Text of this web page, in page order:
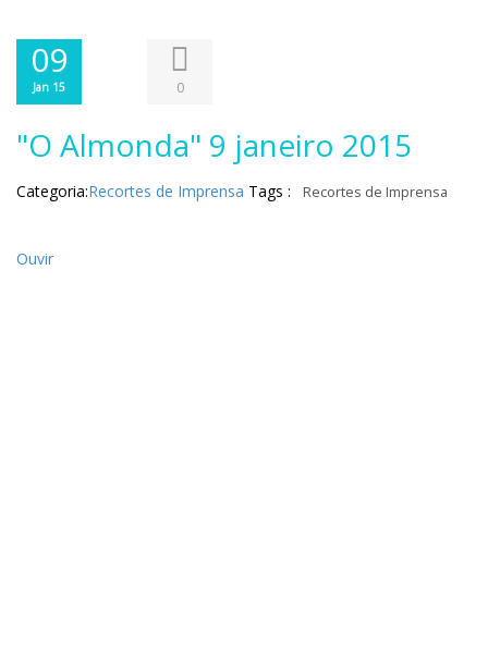
09
Jan 15 0
"O Almonda" 9 janeiro 2015
Categoria:Recortes de Imprensa Tags : Recortes de Imprensa
Ouvir